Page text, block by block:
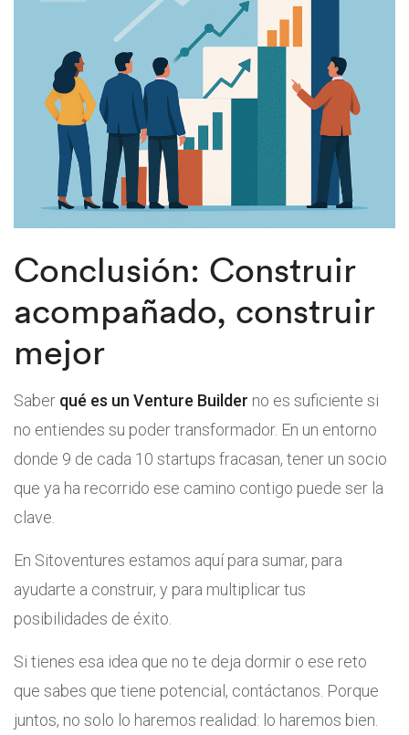
Conclusión: Construir
acompañado, construir
mejor
Saber qué es un Venture Builder no es suficiente si
no entiendes su poder transformador. En un entorno
donde 9 de cada 10 startups fracasan, tener un socio
que ya ha recorrido ese camino contigo puede ser la
clave.
En Sitoventures estamos aquí para sumar, para
ayudarte a construir, y para multiplicar tus
posibilidades de éxito.
Si tienes esa idea que no te deja dormir o ese reto
que sabes que tiene potencial, contáctanos. Porque
juntos, no solo lo haremos realidad: lo haremos bien.